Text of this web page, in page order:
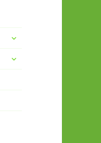
untermenü
anzeigen
untermenü
anzeigen